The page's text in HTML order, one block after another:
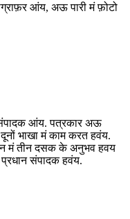
आंय, अऊ पारी मं फ़ोटो
संपादक आंय. पत्रकार अऊ
भाखा मं काम करत हवंय.
मं तीन दसक के अनुभव हवय
संपादक हवंय.